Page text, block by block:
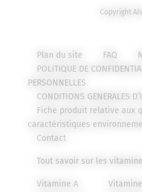
Copyright
Plan du site FAQ
POLITIQUE DE
PERSONNELLES
CONDITIONS GENERALES
Fiche produit relative aux
caractéristiques
Contact
Tout savoir sur les
Vitamine A